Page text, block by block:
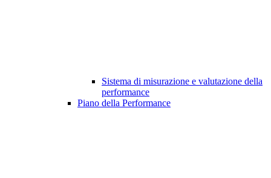
Sistema di misurazione e valutazione della
performance
Piano della Performance